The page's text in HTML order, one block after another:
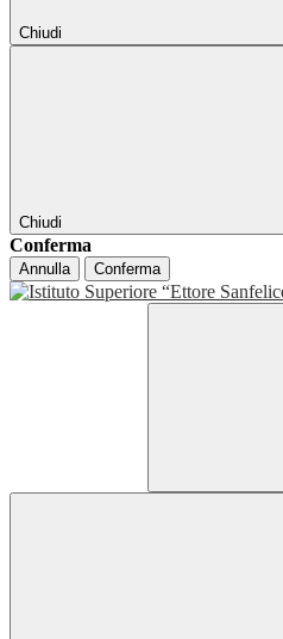
Chiudi
Chiudi
Conferma
Annulla Conferma